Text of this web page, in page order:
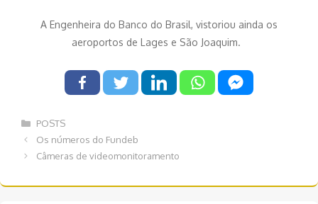
A Engenheira do Banco do Brasil, vistoriou ainda os
aeroportos de Lages e São Joaquim.
Categorias
POSTS
Navegação
Os números do Fundeb
Câmeras de videomonitoramento